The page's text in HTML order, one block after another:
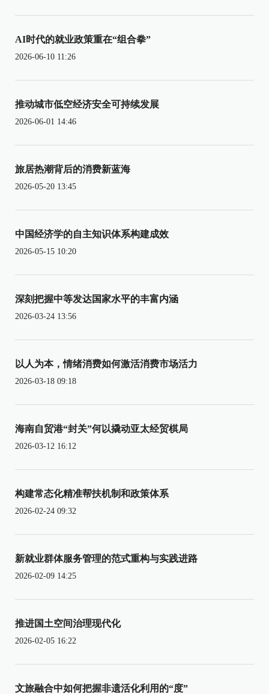
AI时代的就业政策重在“组合拳”
2026-06-10 11:26
推动城市低空经济安全可持续发展
2026-06-01 14:46
旅居热潮背后的消费新蓝海
2026-05-20 13:45
中国经济学的自主知识体系构建成效
2026-05-15 10:20
深刻把握中等发达国家水平的丰富内涵
2026-03-24 13:56
以人为本，情绪消费如何激活消费市场活力
2026-03-18 09:18
海南自贸港“封关”何以撬动亚太经贸棋局
2026-03-12 16:12
构建常态化精准帮扶机制和政策体系
2026-02-24 09:32
新就业群体服务管理的范式重构与实践进路
2026-02-09 14:25
推进国土空间治理现代化
2026-02-05 16:22
文旅融合中如何把握非遗活化利用的“度”